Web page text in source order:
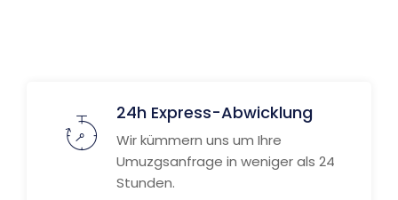
24h Express-Abwicklung
Wir kümmern uns um Ihre
Umuzgsanfrage in weniger als 24
Stunden.